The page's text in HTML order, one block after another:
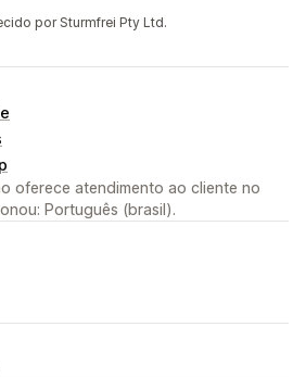
por Sturmfrei Pty Ltd.
oferece atendimento ao cliente no
Português (brasil).